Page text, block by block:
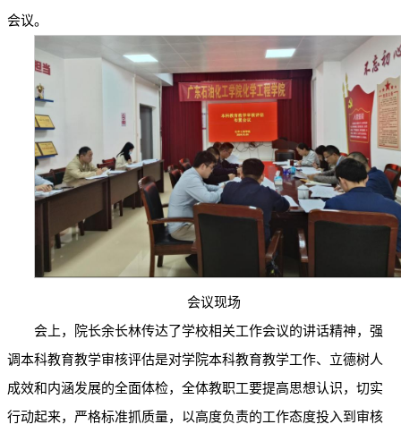
会议。
会议现场
会上，院长余长林传达了学校相关工作会议的讲话精神，强
调本科教育教学审核评估是对学院本科教育教学工作、立德树人
成效和内涵发展的全面体检，全体教职工要提高思想认识，切实
行动起来，严格标准抓质量，以高度负责的工作态度投入到审核